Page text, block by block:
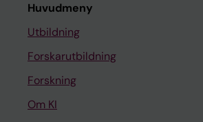
Huvudmeny
Utbildning
Forskarutbildning
Forskning
Om KI